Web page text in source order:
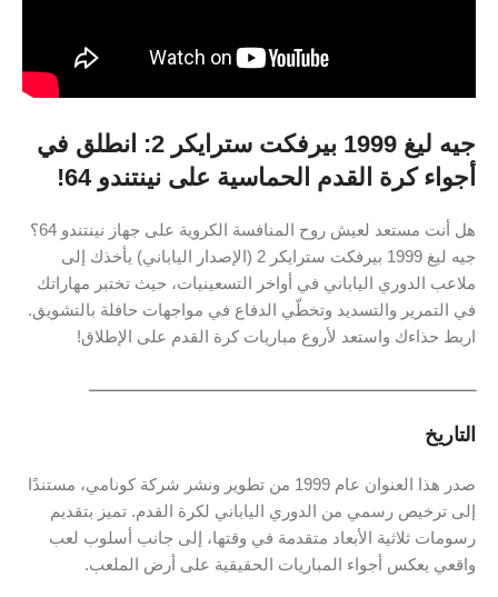
جيه ليغ 1999 بيرفكت سترايكر 2: انطلق في
أجواء كرة القدم الحماسية على نينتندو 64!
هل أنت مستعد لعيش روح المنافسة الكروية على جهاز نينتندو 64؟
جيه ليغ 1999 بيرفكت سترايكر 2 (الإصدار الياباني) يأخذك إلى
ملاعب الدوري الياباني في أواخر التسعينيات، حيث تختبر مهاراتك
في التمرير والتسديد وتخطّي الدفاع في مواجهات حافلة بالتشويق.
اربط حذاءك واستعد لأروع مباريات كرة القدم على الإطلاق!
ـــــــــــــــــــــــــــــــــــــــــــــــــــــــــــــــــــــــــــــــــــــــ
التاريخ
صدر هذا العنوان عام 1999 من تطوير ونشر شركة كونامي، مستندًا
إلى ترخيص رسمي من الدوري الياباني لكرة القدم. تميز بتقديم
رسومات ثلاثية الأبعاد متقدمة في وقتها، إلى جانب أسلوب لعب
واقعي يعكس أجواء المباريات الحقيقية على أرض الملعب.